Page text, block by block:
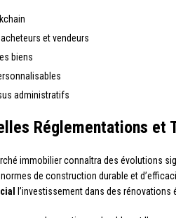
et vendeurs
biens
administratifs
Réglementations et
immobilier connaîtra des évolutions
de construction durable et
l’investissement dans des rénovations